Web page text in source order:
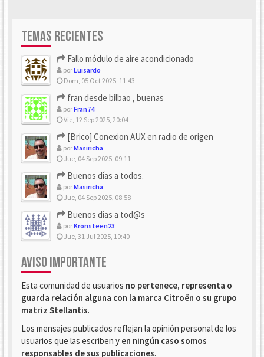
TEMAS RECIENTES
Fallo módulo de aire acondicionado
porLuisardo
Dom, 05 Oct 2025, 11:43
fran desde bilbao , buenas
porFran74
Vie, 12 Sep 2025, 20:04
[Brico] Conexion AUX en radio de origen
porMasiricha
Jue, 04 Sep 2025, 09:11
Buenos días a todos.
porMasiricha
Jue, 04 Sep 2025, 08:58
Buenos dias a tod@s
porKronsteen23
Jue, 31 Jul 2025, 10:40
AVISO IMPORTANTE
Esta comunidad de usuarios no pertenece, representa o
guarda relación alguna con la marca Citroën o su grupo
matriz Stellantis.
Los mensajes publicados reflejan la opinión personal de los
usuarios que las escriben y en ningún caso somos
responsables de sus publicaciones.